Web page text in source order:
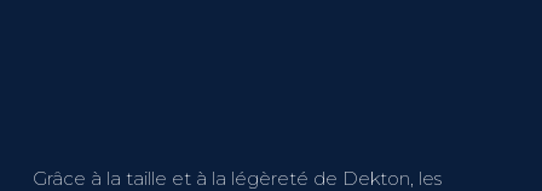
Grâce à la taille et à la légèreté de Dekton, les